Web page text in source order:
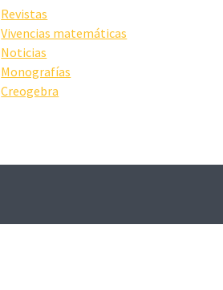
Revistas
Vivencias matemáticas
Noticias
Monografías
Creogebra